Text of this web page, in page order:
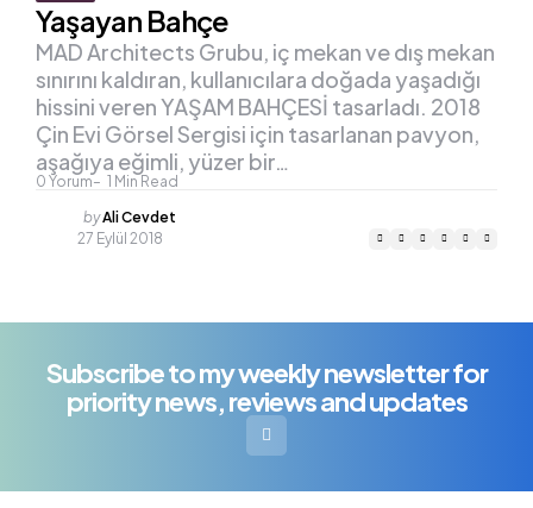
Yaşayan Bahçe
0 Yorum 1 Min Read
MAD Architects Grubu, iç mekan ve dış mekan
sınırını kaldıran, kullanıcılara doğada yaşadığı
hissini veren YAŞAM BAHÇESİ tasarladı. 2018
Çin Evi Görsel Sergisi için tasarlanan pavyon,
aşağıya eğimli, yüzer bir…
Posted
by
byAli Cevdet
27 Eylül 2018
Subscribe to my weekly newsletter for
priority news, reviews and updates